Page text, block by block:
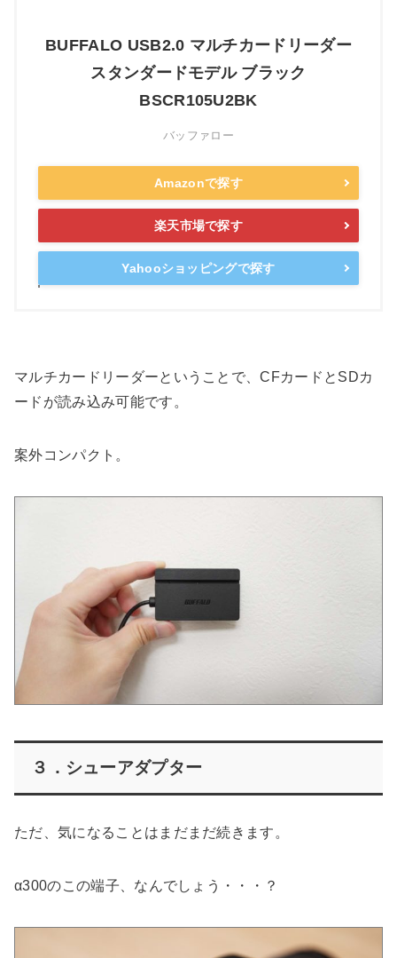
BUFFALO USB2.0 マルチカードリーダー
スタンダードモデル ブラック
BSCR105U2BK
バッファロー
Amazonで探す
楽天市場で探す
Yahooショッピングで探す
マルチカードリーダーということで、CFカードとSDカ
ードが読み込み可能です。
案外コンパクト。
３．シューアダプター
ただ、気になることはまだまだ続きます。
α300のこの端子、なんでしょう・・・？